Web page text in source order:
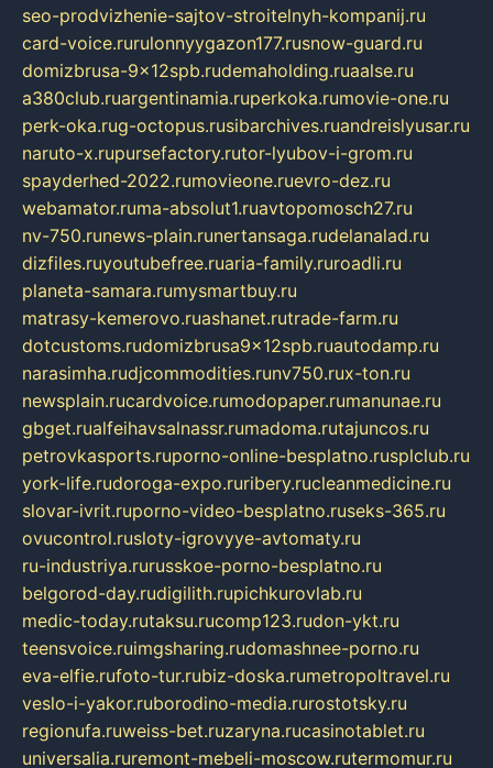
seo-prodvizhenie-sajtov-stroitelnyh-kompanij.ru
card-voice.rurulonnyygazon177.rusnow-guard.ru
domizbrusa-9x12spb.rudemaholding.ruaalse.ru
a380club.ruargentinamia.ruperkoka.rumovie-one.ru
perk-oka.rug-octopus.rusibarchives.ruandreislyusar.ru
naruto-x.rupursefactory.rutor-lyubov-i-grom.ru
spayderhed-2022.rumovieone.ruevro-dez.ru
webamator.ruma-absolut1.ruavtopomosch27.ru
nv-750.runews-plain.runertansaga.rudelanalad.ru
dizfiles.ruyoutubefree.ruaria-family.ruroadli.ru
planeta-samara.rumysmartbuy.ru
matrasy-kemerovo.ruashanet.rutrade-farm.ru
dotcustoms.rudomizbrusa9x12spb.ruautodamp.ru
narasimha.rudjcommodities.runv750.rux-ton.ru
newsplain.rucardvoice.rumodopaper.rumanunae.ru
gbget.rualfeihavsalnassr.rumadoma.rutajuncos.ru
petrovkasports.ruporno-online-besplatno.rusplclub.ru
york-life.rudoroga-expo.ruribery.rucleanmedicine.ru
slovar-ivrit.ruporno-video-besplatno.ruseks-365.ru
ovucontrol.rusloty-igrovyye-avtomaty.ru
ru-industriya.rurusskoe-porno-besplatno.ru
belgorod-day.rudigilith.rupichkurovlab.ru
medic-today.rutaksu.rucomp123.rudon-ykt.ru
teensvoice.ruimgsharing.rudomashnee-porno.ru
eva-elfie.rufoto-tur.rubiz-doska.rumetropoltravel.ru
veslo-i-yakor.ruborodino-media.rurostotsky.ru
regionufa.ruweiss-bet.ruzaryna.rucasinotablet.ru
universalia.ruremont-mebeli-moscow.rutermomur.ru